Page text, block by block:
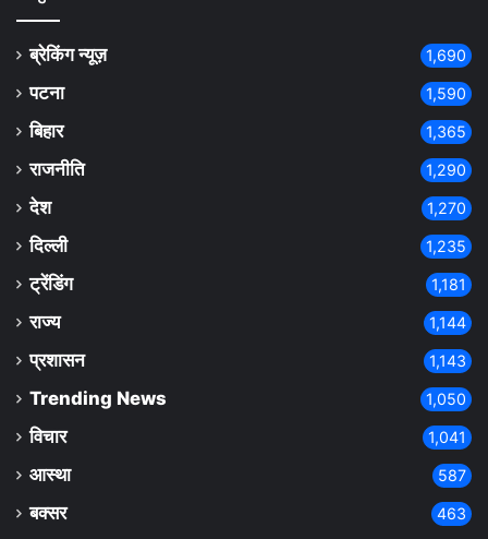
ब्रेकिंग न्यूज़ 1,690
पटना 1,590
बिहार 1,365
राजनीति 1,290
देश 1,270
दिल्ली 1,235
ट्रेंडिंग 1,181
राज्य 1,144
प्रशासन 1,143
Trending News 1,050
विचार 1,041
आस्था 587
बक्सर 463